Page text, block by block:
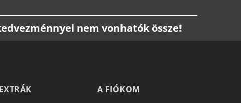
nem vonhatók össze!
EXTRÁK A FIÓKOM